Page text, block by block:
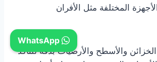
المختلفة مثل الأفران
والأسطح والأرضيات بدقة للتأكد